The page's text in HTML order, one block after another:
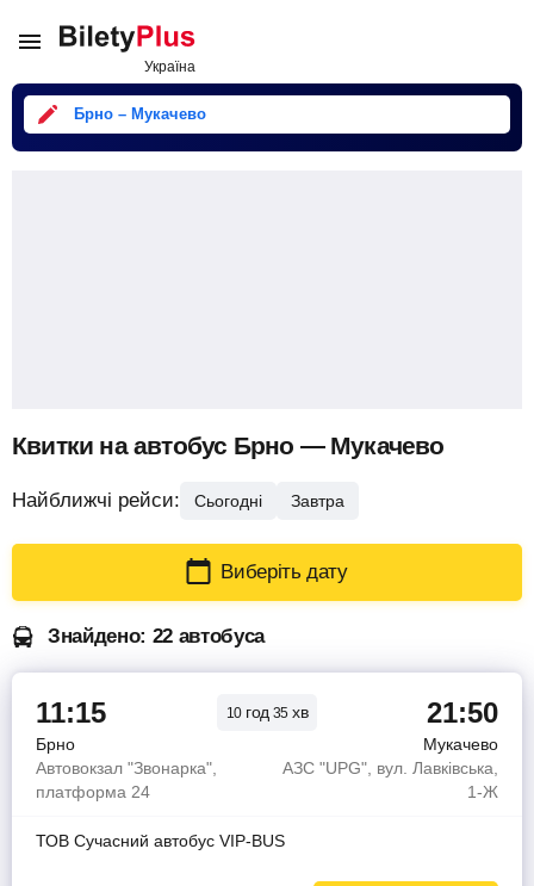
Брно – Мукачево
Квитки на автобус Брно — Мукачево
Найближчі рейси: Сьогодні Завтра
Виберіть дату
Знайдено: 22 автобуса
11:15 10 год 35 хв 21:50
Брно
Мукачево
Автовокзал "Звонарка",
платформа 24
АЗС "UPG", вул. Лавківська,
1-Ж
ТОВ Сучасний автобус VIP-BUS